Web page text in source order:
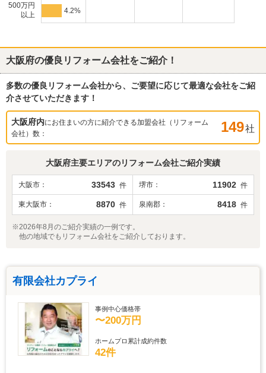
500万円
以上
4.2%
大阪府の優良リフォーム会社をご紹介！
多数の優良リフォーム会社から、ご要望に応じて最適な会社をご紹
介させていただきます！
大阪府内にお住まいの方に紹介できる加盟会社（リフォーム
会社）数：
149社
大阪府主要エリアのリフォーム会社ご紹介実績
大阪市 33543 件 堺市 11902 件
東大阪市 8870 件 泉南郡 8418 件
※2026年8月のご紹介実績の一例です。
他の地域でもリフォーム会社をご紹介しております。
有限会社カプライ
事例中心価格帯
〜200万円
ホームプロ累計成約件数
42件